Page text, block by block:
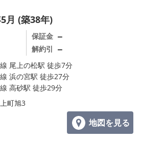
月 (築38年)
保証金 －
解約引 －
尾上の松駅 徒歩7分
浜の宮駅 徒歩27分
高砂駅 徒歩29分
町旭3
地図を見る